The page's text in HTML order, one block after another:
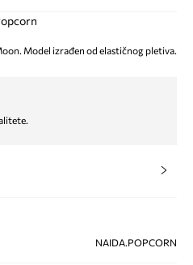
Model izrađen od elastičnog pletiva.
NAIDA.POPCORN